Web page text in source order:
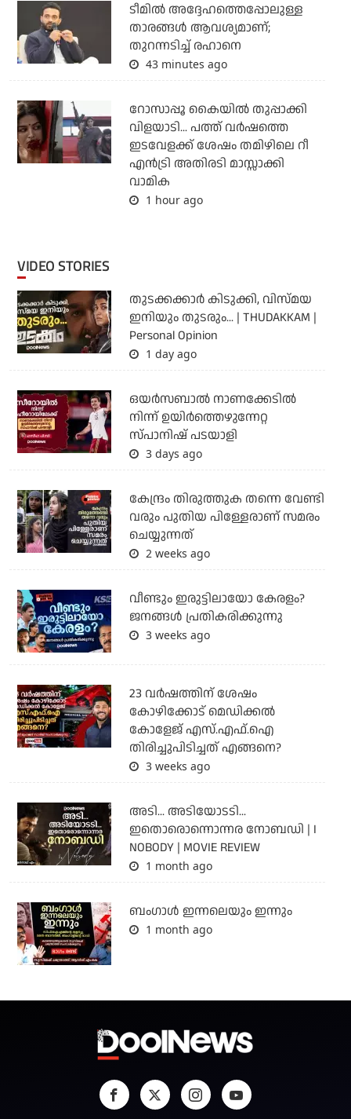
ടീമില്‍ അദ്ദേഹത്തെപ്പോലുള്ള
താരങ്ങള്‍ ആവശ്യമാണ്;
തുറന്നടിച്ച് രഹാനെ
43 minutes ago
റോസാപ്പൂ കൈയില്‍ തുപ്പാക്കി
വിളയാടി... പത്ത് വര്‍ഷത്തെ
ഇടവേളക്ക് ശേഷം തമിഴിലെ റീ
എന്‍ട്രി അതിരടി മാസ്സാക്കി
വാമിക
1 hour ago
VIDEO STORIES
തുടക്കക്കാര്‍ കിടുക്കി, വിസ്മയ
ഇനിയും തുടരും... | THUDAKKAM |
Personal Opinion
1 day ago
ഒയര്‍സബാൽ നാണക്കേടിൽ
നിന്ന് ഉയിർത്തെഴുന്നേറ്റ
സ്പാനിഷ് പടയാളി
3 days ago
കേന്ദ്രം തിരുത്തുക തന്നെ വേണ്ടി
വരും പുതിയ പിള്ളേരാണ് സമരം
ചെയ്യുന്നത്
2 weeks ago
വീണ്ടും ഇരുട്ടിലായോ കേരളം?
ജനങ്ങൾ പ്രതികരിക്കുന്നു
3 weeks ago
23 വർഷത്തിന് ശേഷം
കോഴിക്കോട് മെഡിക്കൽ
കോളേജ് എസ്.എഫ്.ഐ
തിരിച്ചുപിടിച്ചത് എങ്ങനെ?
3 weeks ago
അടി... അടിയോടടി...
ഇതൊരൊന്നൊന്നര നോബഡി | I
NOBODY | MOVIE REVIEW
1 month ago
ബംഗാള്‍ ഇന്നലെയും ഇന്നും
1 month ago